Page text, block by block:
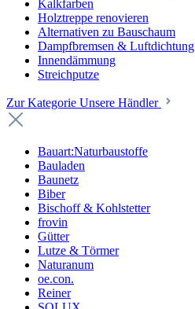
Kalkfarben
Holztreppe renovieren
Alternativen zu Bauschaum
Dampfbremsen & Luftdichtung
Innendämmung
Streichputze
Zur Kategorie Unsere Händler
Bauart:Naturbaustoffe
Bauladen
Baunetz
Biber
Bischoff & Kohlstetter
frovin
Gütter
Lutze & Törmer
Naturanum
oe.con.
Reiner